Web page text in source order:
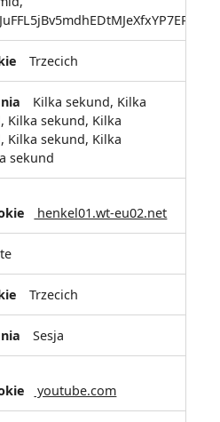
Trzecich
Kilka sekund, Kilka
Kilka sekund, Kilka
Kilka sekund, Kilka
sekund
henkel01.wt-eu02.net
Trzecich
Sesja
youtube.com